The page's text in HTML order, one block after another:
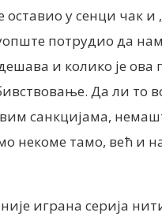
оставио у сенци чак и
потрудио да
и колико је ова
Да ли то
санкцијама,
некоме тамо, већ и
играна серија